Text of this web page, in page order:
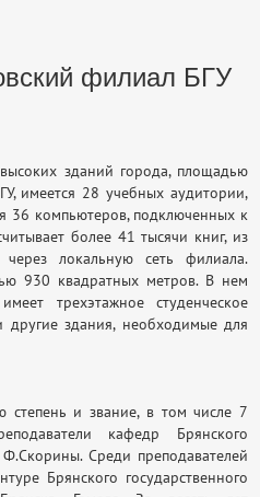
филиал БГУ
зданий города, площадью
имеется 28 учебных аудитории,
36 компьютеров, подключенных к
более 41 тысячи книг, из
локальную сеть филиала.
930 квадратных метров. В нем
трехэтажное студенческое
здания, необходимые для
степень и звание, в том числе 7
кафедр Брянского
Ф.Скорины. Среди преподавателей
Брянского государственного